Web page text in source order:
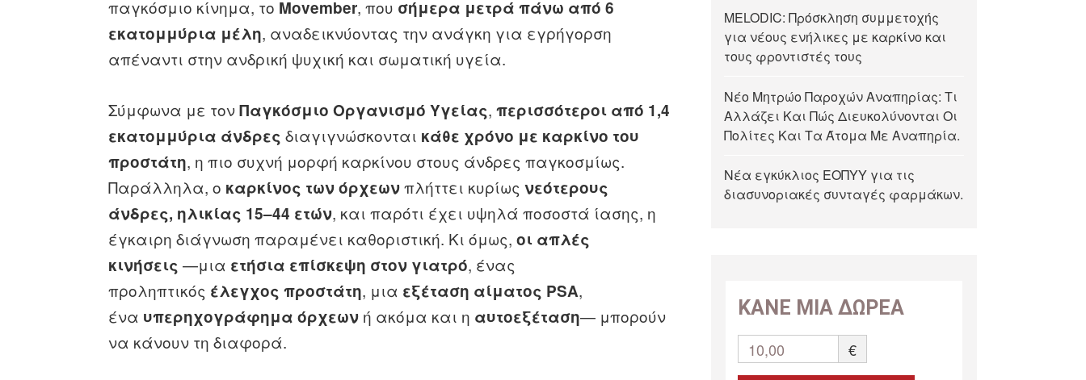
παγκόσμιο κίνημα, το Movember, που σήμερα μετρά πάνω από 6
εκατομμύρια μέλη, αναδεικνύοντας την ανάγκη για εγρήγορση
απέναντι στην ανδρική ψυχική και σωματική υγεία.
Σύμφωνα με τονΠαγκόσμιο Οργανισμό Υγείας,περισσότεροι από 1,4
εκατομμύρια άνδρες διαγιγνώσκονται κάθε χρόνο με καρκίνο του
προστάτη, η πιο συχνή μορφή καρκίνου στους άνδρες παγκοσμίως.
Παράλληλα, ο καρκίνος των όρχεωνπλήττει κυρίωςνεότερους
άνδρες, ηλικίας 15–44 ετών, και παρότι έχει υψηλά ποσοστά ίασης, η
έγκαιρη διάγνωση παραμένει καθοριστική. Κι όμως,οι απλές
κινήσεις —μια ετήσια επίσκεψη στον γιατρό, ένας
προληπτικός έλεγχος προστάτη, μια εξέταση αίματος PSA,
ένα υπερηχογράφημα όρχεων ή ακόμα και η αυτοεξέταση— μπορούν
να κάνουν τη διαφορά.
MELODIC: Πρόσκληση συμμετοχής
για νέους ενήλικες με καρκίνο και
τους φροντιστές τους
Νέο Μητρώο Παροχών Αναπηρίας: Τι
Αλλάζει Και Πώς Διευκολύνονται Οι
Πολίτες Και Τα Άτομα Με Αναπηρία.
Νέα εγκύκλιος ΕΟΠΥΥ για τις
διασυνοριακές συνταγές φαρμάκων.
ΚΑΝΕ ΜΙΑ ΔΩΡΕΑ
10,00 €